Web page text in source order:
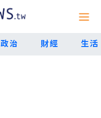
政治 財經 生活